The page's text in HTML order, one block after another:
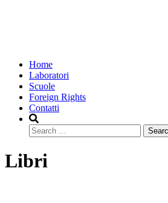
Home
Laboratori
Scuole
Foreign Rights
Contatti
Search
Libri